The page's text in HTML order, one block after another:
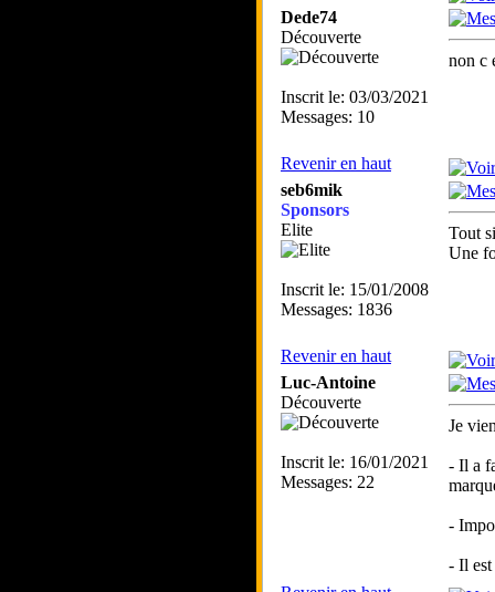
Dede74
Découverte
Inscrit le: 03/03/2021
Messages: 10
non c
Revenir en haut
seb6mik
Sponsors
Elite
Inscrit le: 15/01/2008
Messages: 1836
Tout
Une
Revenir en haut
Luc-Antoine
Découverte
Inscrit le: 16/01/2021
Messages: 22
Je
- Il a
-
- Il est